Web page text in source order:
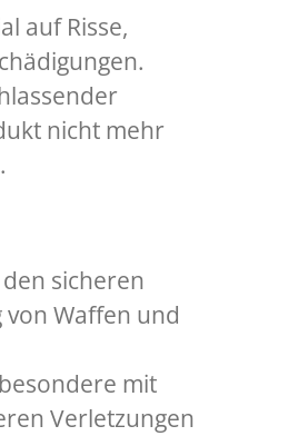
auf Risse,
nicht mehr
sicheren
Waffen und
mit
Verletzungen